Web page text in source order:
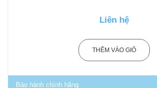
Liên hệ
THÊM VÀO GIỎ
Bảo hành chính hãng